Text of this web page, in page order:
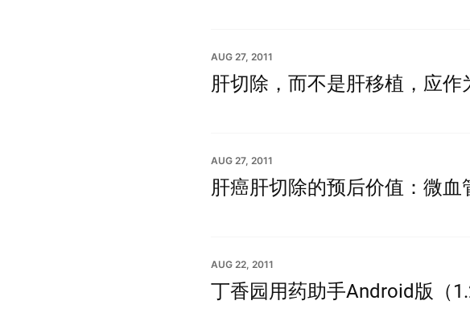
AUG 27, 2011
肝切除，而不是肝移植，应
AUG 27, 2011
肝癌肝切除的预后价值：微
AUG 22, 2011
丁香园用药助手Android版（